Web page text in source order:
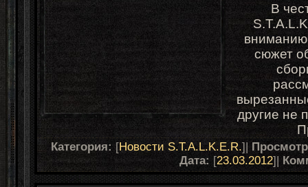
В
сюжет
другие не
Категория: [Новости S.T.A.L.K.E.R.]|
Дата: [23.03.2012]|